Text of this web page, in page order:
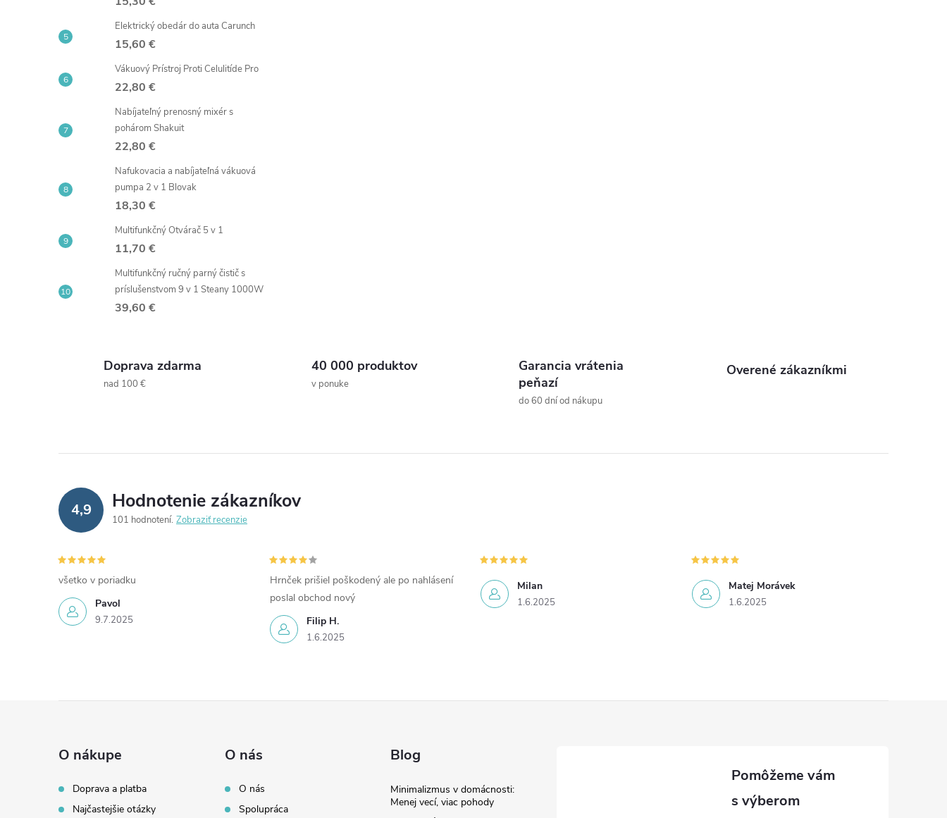
Elektrický obedár do auta Carunch
15,60 €
Vákuový Prístroj Proti Celulitíde Pro
22,80 €
Nabíjateľný prenosný mixér s
pohárom Shakuit
22,80 €
Nafukovacia a nabíjateľná vákuová
pumpa 2 v 1 Blovak
18,30 €
Multifunkčný Otvárač 5 v 1
11,70 €
Multifunkčný ručný parný čistič s
príslušenstvom 9 v 1 Steany 1000W
39,60 €
Doprava zdarma
nad 100 €
40 000 produktov
v ponuke
Garancia vrátenia
peňazí
do 60 dní od nákupu
Overené zákazníkmi
4,9 Hodnotenie zákazníkov
101 hodnotení Zobraziť recenzie
Pavol
9.7.2025
všetko v poriadku
Filip H.
1.6.2025
Hrnček prišiel poškodený ale po nahlásení
poslal obchod nový
Milan
1.6.2025
Matej Morávek
1.6.2025
O nákupe
Doprava a platba
Najčastejšie otázky
O nás
O nás
Spolupráca
Blog
Minimalizmus v domácnosti:
Menej vecí, viac pohody